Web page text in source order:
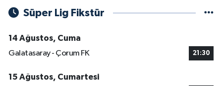
Süper Lig Fikstür
14 Ağustos, Cuma
Galatasaray - Çorum FK
21:30
15 Ağustos, Cumartesi